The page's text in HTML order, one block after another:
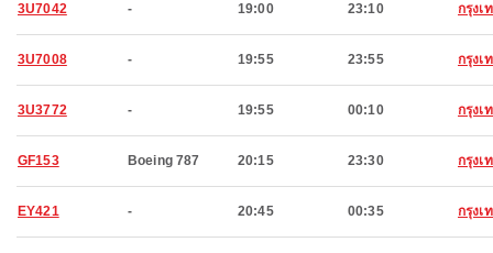
3U7042 - 19:00 23:10 กรุงเ
3U7008 - 19:55 23:55 กรุงเ
3U3772 - 19:55 00:10 กรุงเ
GF153 Boeing 787 20:15 23:30 กรุงเ
EY421 - 20:45 00:35 กรุงเ